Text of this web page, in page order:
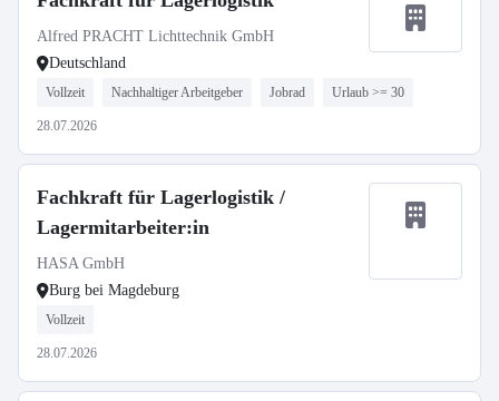
Alfred PRACHT Lichttechnik GmbH
Deutschland
Vollzeit Nachhaltiger Arbeitgeber Jobrad Urlaub >= 30
28.07.2026
Fachkraft für Lagerlogistik /
Lagermitarbeiter:in
HASA GmbH
Burg bei Magdeburg
Vollzeit
28.07.2026